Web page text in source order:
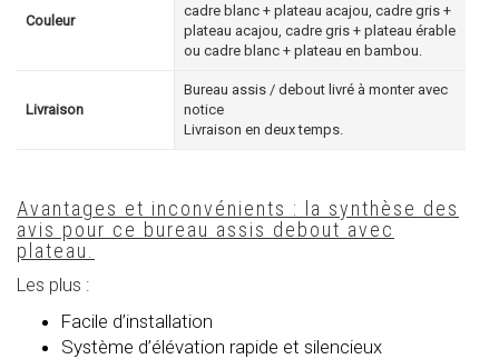
Couleur
cadre blanc + plateau acajou, cadre gris +
plateau acajou, cadre gris + plateau érable
ou cadre blanc + plateau en bambou.
Livraison
Bureau assis / debout livré à monter avec
notice
Livraison en deux temps.
Avantages et inconvénients : la synthèse des
avis pour ce bureau assis debout avec
plateau.
Les plus :
Facile d’installation
Système d’élévation rapide et silencieux